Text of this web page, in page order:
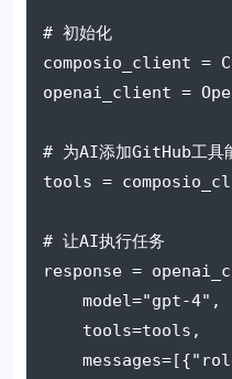
# 初始化
composio_client =
openai_client =
# 为AI添加GitHub工具
tools =
# 让AI执行任务
response =
model="gpt-4",
tools=tools,